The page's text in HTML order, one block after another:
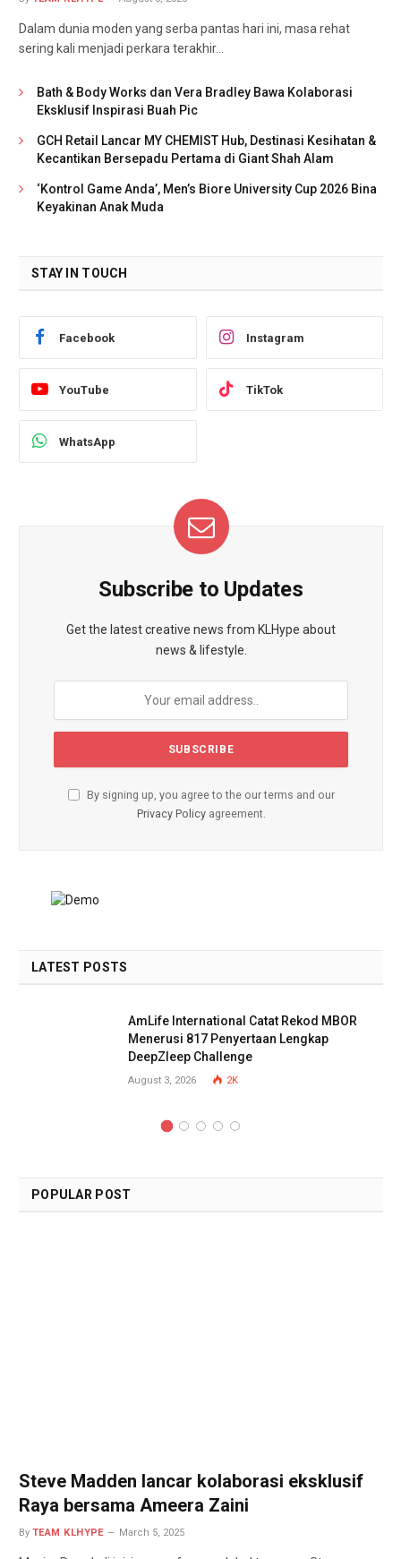
Dalam dunia moden yang serba pantas hari ini, masa rehat
sering kali menjadi perkara terakhir…
Bath & Body Works dan Vera Bradley Bawa Kolaborasi
Eksklusif Inspirasi Buah Pic
GCH Retail Lancar MY CHEMIST Hub, Destinasi Kesihatan &
Kecantikan Bersepadu Pertama di Giant Shah Alam
‘Kontrol Game Anda’, Men’s Biore University Cup 2026 Bina
Keyakinan Anak Muda
STAY IN TOUCH
Facebook Instagram
YouTube TikTok
WhatsApp
Subscribe to Updates
Get the latest creative news from KLHype about
news & lifestyle.
By signing up, you agree to the our terms and our
Privacy Policyagreement.
LATEST POSTS
AmLife International Catat Rekod MBOR
Menerusi 817 Penyertaan Lengkap
DeepZleep Challenge
August 3, 2026 2K
POPULAR POST
Steve Madden lancar kolaborasi eksklusif
Raya bersama Ameera Zaini
By TEAM KLHYPE March 5, 2025